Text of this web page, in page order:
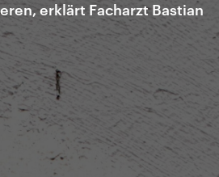
erklärt Facharzt Bastian